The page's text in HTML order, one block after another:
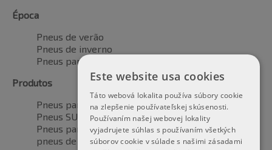
Época
Pneus de verão
Pneus de inverno
Pneus para todas as estações
Produtos
Pneus para automóveis
Pneus SUV / 4x4
Pneus para veículos de transporte
pneus de motocicleta
Este website usa cookies
Táto webová lokalita používa súbory cookie
na zlepšenie používateľskej skúsenosti.
Používaním našej webovej lokality
vyjadrujete súhlas s používaním všetkých
súborov cookie v súlade s našimi zásadami